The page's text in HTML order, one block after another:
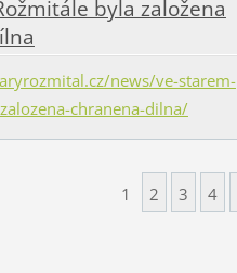
byla založena
news/ve-starem-
chranena-dilna/
1 2 3 4